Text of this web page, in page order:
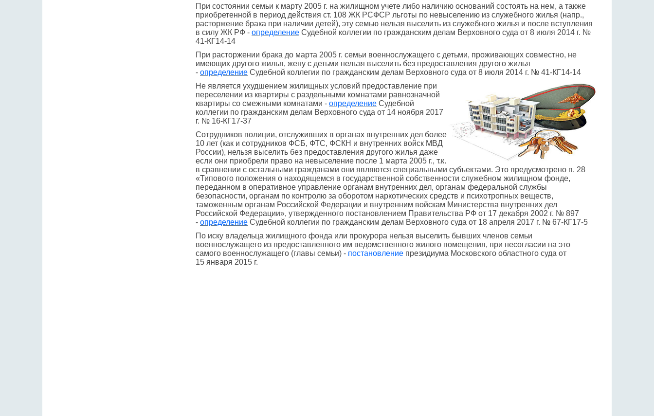
При состоянии семьи к марту 2005 г. на жилищном учете либо наличию оснований состоять на нем, а также
приобретенной в период действия ст. 108 ЖК РСФСР льготы по невыселению из служебного жилья (напр.,
расторжение брака при наличии детей), эту семью нельзя выселить из служебного жилья и после вступления
в силу ЖК РФ - определение Судебной коллегии по гражданским делам Верховного суда от 8 июля 2014 г. №
41-КГ14-14
При расторжении брака до марта 2005 г. семьи военнослужащего с детьми, проживающих совместно, не
имеющих другого жилья, жену с детьми нельзя выселить без предоставления другого жилья
- определение Судебной коллегии по гражданским делам Верховного суда от 8 июля 2014 г. № 41-КГ14-14
Не является ухудшением жилищных условий предоставление при
переселении из квартиры с раздельными комнатами равнозначной
квартиры со смежными комнатами - определение Судебной
коллегии по гражданским делам Верховного суда от 14 ноября 2017
г. № 16-КГ17-37
Сотрудников полиции, отслуживших в органах внутренних дел более
10 лет (как и сотрудников ФСБ, ФТС, ФСКН и внутренних войск МВД
России), нельзя выселить без предоставления другого жилья даже
если они приобрели право на невыселение после 1 марта 2005 г., т.к.
в сравнении с остальными гражданами они являются специальными субъектами. Это предусмотрено п. 28
«Типового положения о находящемся в государственной собственности служебном жилищном фонде,
переданном в оперативное управление органам внутренних дел, органам федеральной службы
безопасности, органам по контролю за оборотом наркотических средств и психотропных веществ,
таможенным органам Российской Федерации и внутренним войскам Министерства внутренних дел
Российской Федерации», утвержденного постановлением Правительства РФ от 17 декабря 2002 г. № 897
- определение Судебной коллегии по гражданским делам Верховного суда от 18 апреля 2017 г. № 67-КГ17-5
По иску владельца жилищного фонда или прокурора нельзя выселить бывших членов семьи
военнослужащего из предоставленного им ведомственного жилого помещения, при несогласии на это
самого военнослужащего (главы семьи) - постановление президиума Московского областного суда от
15 января 2015 г.